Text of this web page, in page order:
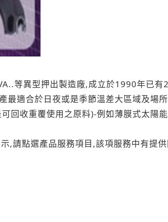
等異型押出製造廠,成立於1990年已有
最適合於日夜或是季節溫差大區域及場
回收重覆使用之原料)-例如薄膜式太陽
,請點選產品服務項目,該項服務中有提